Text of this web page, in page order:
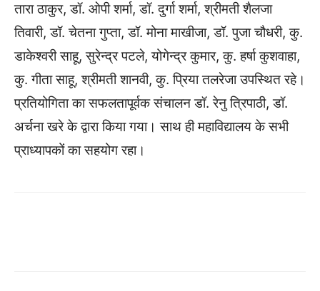
तारा ठाकुर, डॉ. ओपी शर्मा, डॉ. दुर्गा शर्मा, श्रीमती शैलजा
तिवारी, डॉ. चेतना गुप्ता, डॉ. मोना माखीजा, डॉ. पुजा चौधरी, कु.
डाकेश्वरी साहू, सुरेन्द्र पटले, योगेन्द्र कुमार, कु. हर्षा कुशवाहा,
कु. गीता साहू, श्रीमती शानवी, कु. प्रिया तलरेजा उपस्थित रहे।
प्रतियोगिता का सफलतापूर्वक संचालन डॉ. रेनु त्रिपाठी, डॉ.
अर्चना खरे के द्वारा किया गया। साथ ही महाविद्यालय के सभी
प्राध्यापकों का सहयोग रहा।